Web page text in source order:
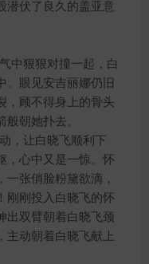
潜伏了良久的盖亚意
狠狠对撞一起，白
。眼见安吉丽娜仍旧
，顾不得身上的骨头
朝她扑去。
让白晓飞顺利下
，心中又是一惊。怀
张俏脸粉黛欲滴，
刚刚投入白晓飞的怀
出双臂朝着白晓飞颈
主动朝着白晓飞献上